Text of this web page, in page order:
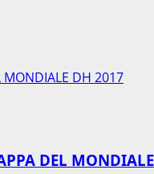
MONDIALE DH 2017
DEL